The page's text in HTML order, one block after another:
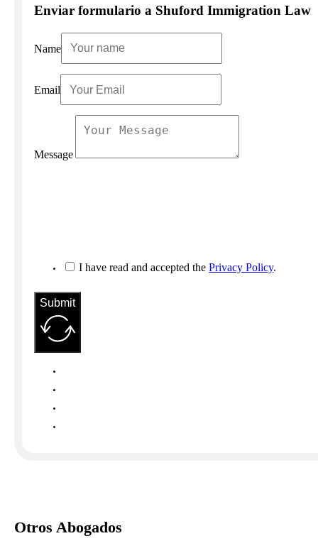
Enviar formulario a Shuford Immigration Law
Name
Email
Message
I have read and accepted thePrivacy Policy.
Submit
Otros Abogados